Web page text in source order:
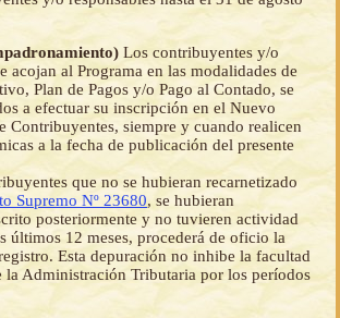
Los contribuyentes y/o
acojan al Programa en las modalidades de
Plan de Pagos y/o Pago al Contado, se
a efectuar su inscripción en el Nuevo
Contribuyentes, siempre y cuando realicen
a la fecha de publicación del presente
que no se hubieran recarnetizado
Supremo Nº 23680, se hubieran
posteriormente y no tuvieren actividad
últimos 12 meses, procederá de oficio la
Esta depuración no inhibe la facultad
la Administración Tributaria por los períodos